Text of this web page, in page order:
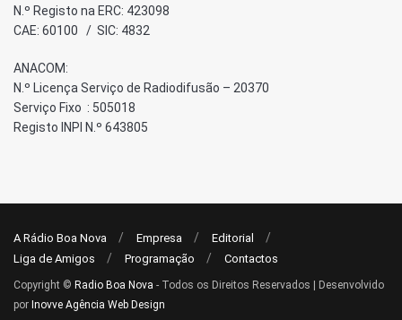
N.º Registo na ERC: 423098
CAE: 60100 / SIC: 4832
ANACOM:
N.º Licença Serviço de Radiodifusão – 20370
Serviço Fixo : 505018
Registo INPI N.º 643805
A Rádio Boa Nova Empresa
Editorial
Liga de Amigos
Programação Contactos
Copyright © Radio Boa Nova - Todos os Direitos Reservados | Desenvolvido
por Inovve Agência Web Design